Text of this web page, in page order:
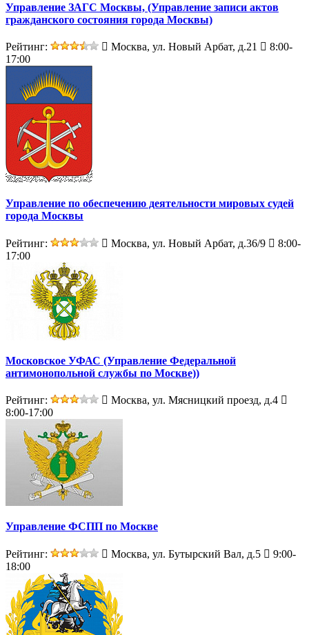
Управление ЗАГС Москвы, (Управление записи актов
гражданского состояния города Москвы)
Рейтинг: Москва, ул. Новый Арбат, д.21
8:00-
17:00
Управление по обеспечению деятельности мировых судей
города Москвы
Рейтинг: Москва, ул. Новый Арбат, д.36/9
8:00-
17:00
Московское УФАС (Управление Федеральной
антимонопольной службы по Москве))
Рейтинг:
Москва, ул. Мясницкий проезд, д.4
8:00-17:00
Управление ФСПП по Москве
Рейтинг: Москва, ул. Бутырский Вал, д.5
9:00-
18:00